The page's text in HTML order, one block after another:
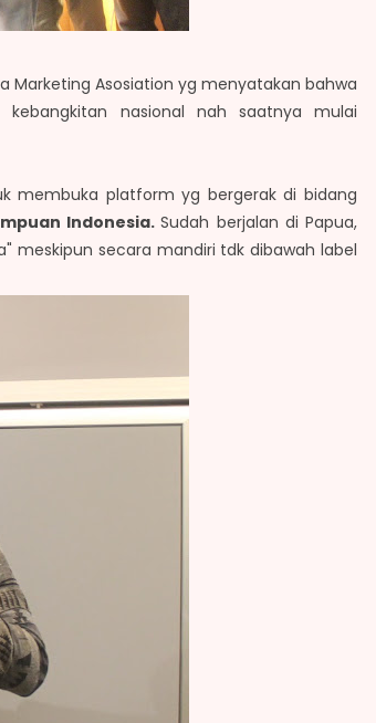
Marketing Asosiation yg menyatakan bahwa
nasional nah saatnya mulai
membuka platform yg bergerak di bidang
Indonesia.Sudah berjalan di Papua,
meskipun secara mandiri tdk dibawah label